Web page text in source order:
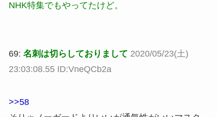
NHK特集でもやってたけど。
69: 名刺は切らしておりまして 2020/05/23(土)
23:03:08.55 ID:VneQCb2a
>>58